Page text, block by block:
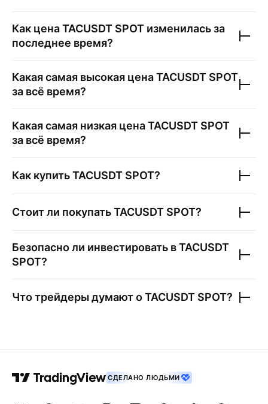
Как ценаTACUSDT SPOT изменилась за
последнее время?
Какая самая высокая ценаTACUSDT SPOT
за всё время?
Какая самая низкая ценаTACUSDT SPOT
за всё время?
Как купитьTACUSDT SPOT?
Стоит ли покупатьTACUSDT SPOT?
Безопасно ли инвестировать вTACUSDT
SPOT?
Что трейдеры думают оTACUSDT SPOT?
СДЕЛАНО ЛЮДЬМИ